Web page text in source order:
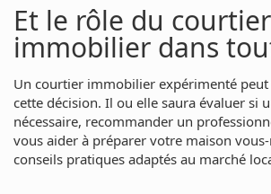
Et le rôle du courtier
immobilier dans
Un courtier immobilier expérimenté
cette décision. Il ou elle saura évaluer si
nécessaire, recommander un
vous aider à préparer votre maison
conseils pratiques adaptés au marché